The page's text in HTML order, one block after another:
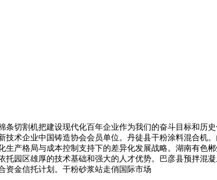
割机把建设现代化百年企业作为我们的奋斗目标和历
术企业中国铸造协会会员单位。丹徒县干粉涂料混合机
产格局与成本控制支持下的差异化发展战略。湖南有色
园区雄厚的技术基础和强大的人才优势。巴彦县预拌混
资金信托计划。干粉砂浆站走俏国际市场